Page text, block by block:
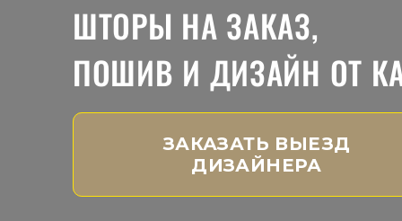
ШТОРЫ НА ЗАКАЗ,
ПОШИВ И ДИЗАЙН ОТ
ЗАКАЗАТЬ ВЫЕЗД
ДИЗАЙНЕРА